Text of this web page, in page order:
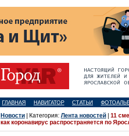
ГЛАВНАЯ НАВИГАТОР СТАТЬИ
Новости | Категория: Лента новостей
11
как коронавирус распространяется по